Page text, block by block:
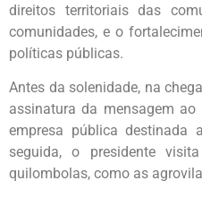
direitos territoriais das
comunidades, e o
políticas públicas.
Antes da solenidade, na
assinatura da mensagem
empresa pública destinada
seguida, o presidente
quilombolas, como as